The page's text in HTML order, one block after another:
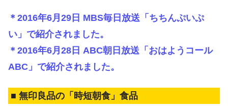
＊2016年6月29日 MBS毎日放送「ちちんぷいぷ
い」で紹介されました。
＊2016年6月28日 ABC朝日放送「おはようコール
ABC」で紹介されました。
■ 無印良品の「時短朝食」食品